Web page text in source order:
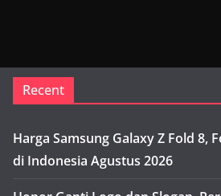
Recent
Harga Samsung Galaxy Z Fold 8,
di Indonesia Agustus 2026